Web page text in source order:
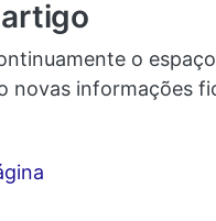
o
novas informações